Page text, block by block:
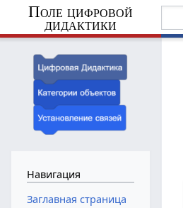
Поле цифровой
дидактики
Навигация
Заглавная страница